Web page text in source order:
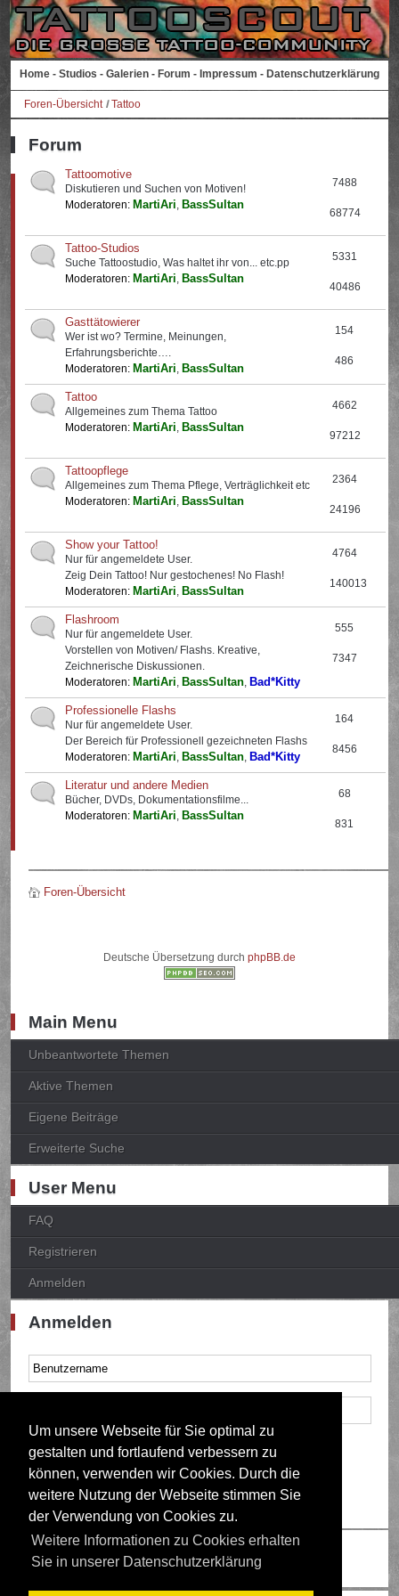
Um unsere Webseite für Sie optimal zu
gestalten und fortlaufend verbessern zu
können, verwenden wir Cookies. Durch die
weitere Nutzung der Webseite stimmen Sie
der Verwendung von Cookies zu.
Weitere Informationen zu Cookies erhalten
Sie in unserer Datenschutzerklärung
Home - Studios - Galerien - Forum - Impressum - Datenschutzerklärung
Foren-Übersicht Tattoo
Forum
Tattoomotive
Diskutieren und Suchen von Motiven!
Moderatoren: MartiAri, BassSultan
7488
68774
Tattoo-Studios
Suche Tattoostudio, Was haltet ihr von... etc.pp
Moderatoren: MartiAri, BassSultan
5331
40486
Gasttätowierer
Wer ist wo? Termine, Meinungen,
Erfahrungsberichte….
Moderatoren: MartiAri, BassSultan
154
486
Tattoo
Allgemeines zum Thema Tattoo
Moderatoren: MartiAri, BassSultan
4662
97212
Tattoopflege
Allgemeines zum Thema Pflege, Verträglichkeit etc
Moderatoren: MartiAri, BassSultan
2364
24196
Show your Tattoo!
Nur für angemeldete User.
Zeig Dein Tattoo! Nur gestochenes! No Flash!
Moderatoren: MartiAri, BassSultan
4764
140013
Flashroom
Nur für angemeldete User.
Vorstellen von Motiven/ Flashs. Kreative,
Zeichnerische Diskussionen.
Moderatoren: MartiAri, BassSultan, Bad*Kitty
555
7347
Professionelle Flashs
Nur für angemeldete User.
Der Bereich für Professionell gezeichneten Flashs
Moderatoren: MartiAri, BassSultan, Bad*Kitty
164
8456
Literatur und andere Medien
Bücher, DVDs, Dokumentationsfilme...
Moderatoren: MartiAri, BassSultan
68
831
Foren-Übersicht
Deutsche Übersetzung durch phpBB.de
Main Menu
Unbeantwortete Themen
Aktive Themen
Eigene Beiträge
Erweiterte Suche
User Menu
FAQ
Registrieren
Anmelden
Anmelden
Mich bei jedem Besuch automatisch anmelden